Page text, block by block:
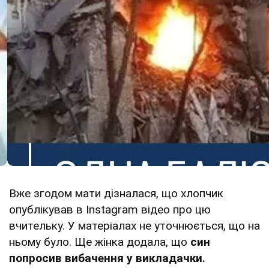
Вже згодом мати дізналася, що хлопчик
опублікував в Instagram відео про цю
вчительку. У матеріалах не уточнюється, що на
ньому було. Ще жінка додала, що син
попросив вибачення у викладачки.